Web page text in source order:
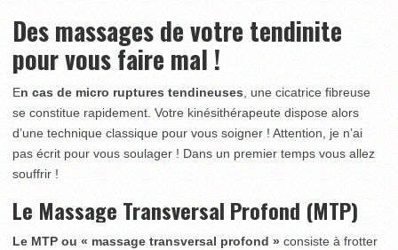
Des massages de votre tendinite
pour vous faire mal !
En cas de micro ruptures tendineuses, une cicatrice fibreuse
se constitue rapidement. Votre kinésithérapeute dispose alors
d’une technique classique pour vous soigner ! Attention, je n’ai
pas écrit pour vous soulager ! Dans un premier temps vous allez
souffrir !
Le Massage Transversal Profond (MTP)
Le MTP ou « massage transversal profond » consiste à frotter